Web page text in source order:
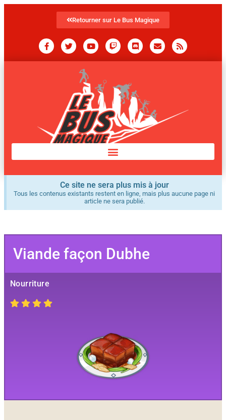
Retourner sur Le Bus Magique
Ce site ne sera plus mis à jour
Tous les contenus existants restent en ligne, mais plus aucune page ni
article ne sera publié.
Viande façon Dubhe
Nourriture